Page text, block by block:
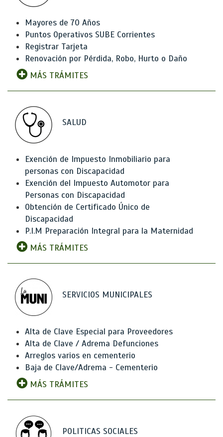
Mayores de 70 Años
Puntos Operativos SUBE Corrientes
Registrar Tarjeta
Renovación por Pérdida, Robo, Hurto o Daño
MÁS TRÁMITES
SALUD
Exención de Impuesto Inmobiliario para
personas con Discapacidad
Exención del Impuesto Automotor para
Personas con Discapacidad
Obtención de Certificado Único de
Discapacidad
P.I.M Preparación Integral para la Maternidad
MÁS TRÁMITES
SERVICIOS MUNICIPALES
Alta de Clave Especial para Proveedores
Alta de Clave / Adrema Defunciones
Arreglos varios en cementerio
Baja de Clave/Adrema - Cementerio
MÁS TRÁMITES
POLITICAS SOCIALES